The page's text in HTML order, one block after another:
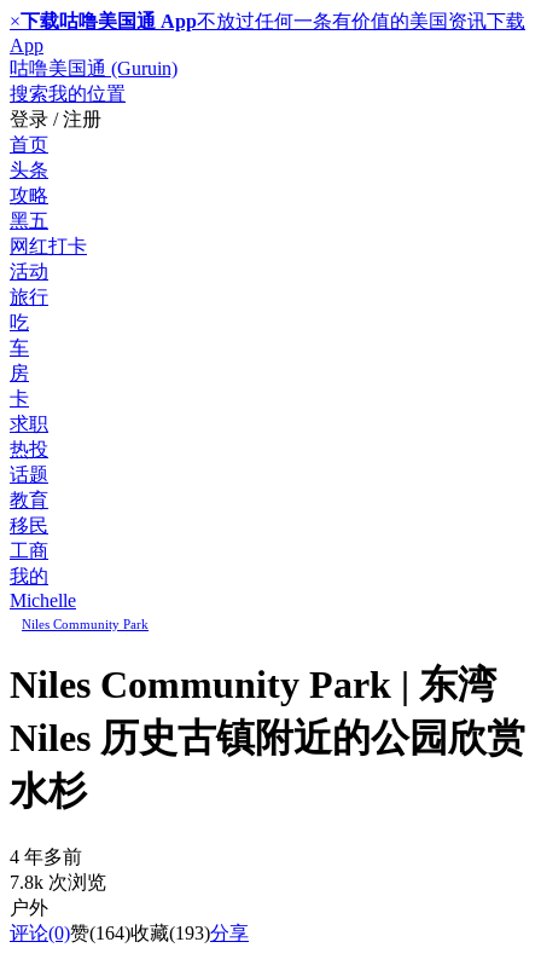
×下载咕噜美国通 App不放过任何一条有价值的美国资讯下载
App
咕噜美国通 (Guruin)
搜索我的位置
登录 / 注册
首页
头条
攻略
黑五
网红打卡
活动
旅行
吃
车
房
卡
求职
热投
话题
教育
移民
工商
我的
Michelle
Niles Community Park
Niles Community Park | 东湾
Niles 历史古镇附近的公园欣赏
水杉
4 年多前
7.8k 次浏览
户外
评论(0)赞(164)收藏(193)分享